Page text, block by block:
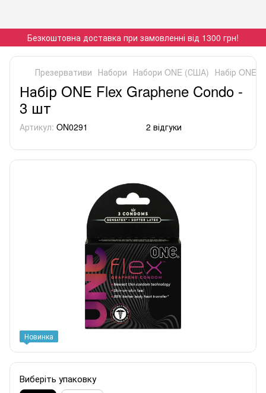
Безкоштовна доставка при замовленні від 1300 грн!
Презервативи Набори Набори ONE (США) Набір ONE
Набір ONE Flex Graphene Condo -
3 шт
Артикул: ON0291 2 відгуки
Новинка
Виберіть упаковку